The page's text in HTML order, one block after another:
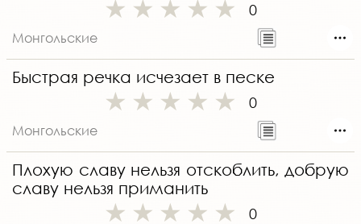
0
Монгольские
Быстрая речка исчезает в песке
0
Монгольские
Плохую славу нельзя отскоблить, добрую
славу нельзя приманить
0